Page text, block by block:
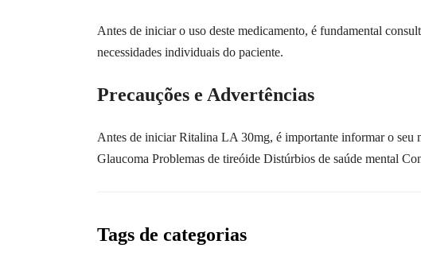
Antes de iniciar o uso deste medicamento, é fundamental
necessidades individuais do paciente.
Precauções e Advertências
Antes de iniciar Ritalina LA 30mg, é importante informar o seu
Glaucoma Problemas de tireóide Distúrbios de saúde mental
Tags de categorias